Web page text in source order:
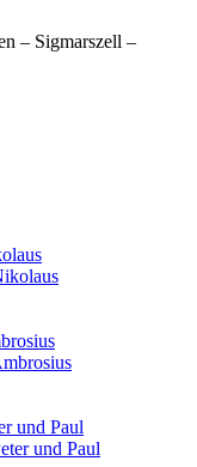
– Sigmarszell –
und Paul
und Paul